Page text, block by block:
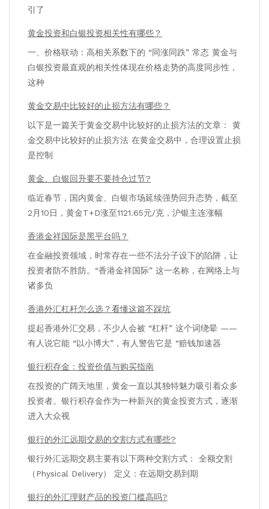
引了
黄金投资和白银投资相关性有哪些？
一、价格联动：高相关系数下的 “同涨同跌” 常态 黄金与
白银投资最直观的相关性体现在价格走势的高度同步性，
这种
黄金交易中比较好的止损方法有哪些？
以下是一篇关于黄金交易中比较好的止损方法的文章： 黄
金交易中比较好的止损方法 在黄金交易中，合理设置止损
是控制
黄金、白银回升要不要持仓过节?
临近春节，国内黄金、白银市场延续强势回升态势，截至
2月10日，黄金T+D涨至1121.65元/克，沪银主连涨幅
香港金祥国际是黑平台吗？
在金融投资领域，时常存在一些不法分子设下的陷阱，让
投资者防不胜防。“香港金祥国际” 这一名称，在网络上与
诸多负
香港外汇杠杆怎么选？看懂这篇不踩坑
提起香港外汇交易，不少人会被 “杠杆” 这个词绕晕 ——
有人说它能 “以小博大”，有人警告它是 “赔钱加速器
银行积存金：投资价值与购买指南
在投资的广阔天地里，黄金一直以其独特魅力吸引着众多
投资者。银行积存金作为一种新兴的黄金投资方式，逐渐
进入大众视
银行的外汇远期交易的交割方式有哪些?
银行外汇远期交易主要有以下两种交割方式： 全额交割
（Physical Delivery） 定义：在远期交易到期
银行的外汇理财产品的投资门槛高吗?